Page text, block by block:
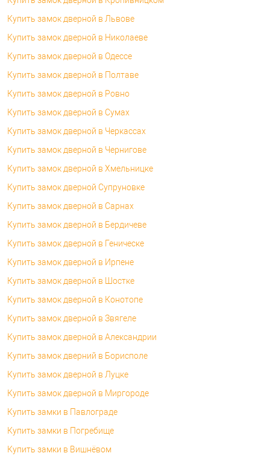
Купить замок дверной в Львове
Купить замок дверной в Николаеве
Купить замок дверной в Одессе
Купить замок дверной в Полтаве
Купить замок дверной в Ровно
Купить замок дверной в Сумах
Купить замок дверной в Черкассах
Купить замок дверной в Чернигове
Купить замок дверной в Хмельницке
Купить замок дверной Супруновке
Купить замок дверной в Сарнах
Купить замок дверной в Бердичеве
Купить замок дверной в Геническе
Купить замок дверной в Ирпене
Купить замок дверной в Шостке
Купить замок дверной в Конотопе
Купить замок дверной в Звягеле
Купить замок дверной в Александрии
Купить замок дверний в Борисполе
Купить замок дверной в Луцке
Купить замок дверной в Миргороде
Купить замки в Павлограде
Купить замки в Погребище
Купить замки в Вишнёвом